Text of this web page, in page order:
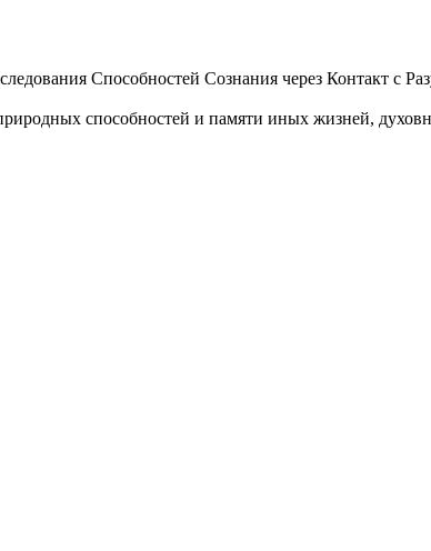
Способностей Сознания через Контакт с
способностей и памяти иных жизней,